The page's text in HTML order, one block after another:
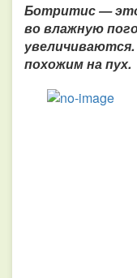
Ботритис — это
во влажную
похожим на пух.